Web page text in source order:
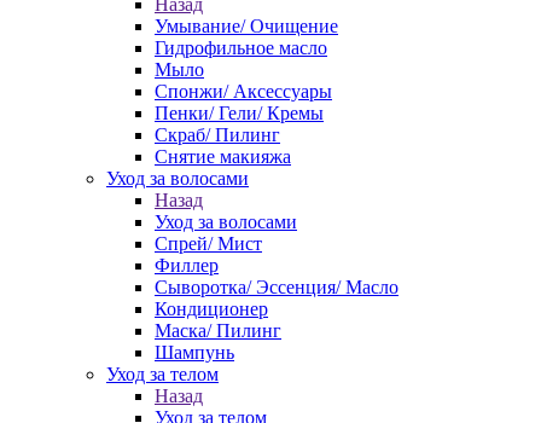
Назад
Умывание/ Очищение
Гидрофильное масло
Мыло
Спонжи/ Аксессуары
Пенки/ Гели/ Кремы
Скраб/ Пилинг
Снятие макияжа
Уход за волосами
Назад
Уход за волосами
Спрей/ Мист
Филлер
Сыворотка/ Эссенция/ Масло
Кондиционер
Маска/ Пилинг
Шампунь
Уход за телом
Назад
Уход за телом